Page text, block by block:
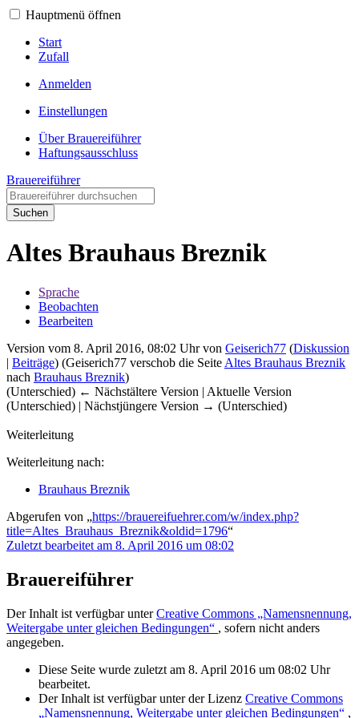
Hauptmenü öffnen
Start
Zufall
Anmelden
Einstellungen
Über Brauereiführer
Haftungsausschluss
Brauereiführer
Suchen
Altes Brauhaus Breznik
Sprache
Beobachten
Bearbeiten
Version vom 8. April 2016, 08:02 Uhr von Geiserich77 (Diskussion
| Beiträge) (Geiserich77 verschob die Seite Altes Brauhaus Breznik
nach Brauhaus Breznik)
(Unterschied) ← Nächstältere Version | Aktuelle Version
(Unterschied) | Nächstjüngere Version → (Unterschied)
Weiterleitung
Weiterleitung nach:
Brauhaus Breznik
Abgerufen von „https://brauereifuehrer.com/w/index.php?
title=Altes_Brauhaus_Breznik&oldid=1796“
Zuletzt bearbeitet am 8. April 2016 um 08:02
Brauereiführer
Der Inhalt ist verfügbar unterCreative Commons „Namensnennung,
Weitergabe unter gleichen Bedingungen“ , sofern nicht anders
angegeben.
Diese Seite wurde zuletzt am 8. April 2016 um 08:02 Uhr
bearbeitet.
Der Inhalt ist verfügbar unter der Lizenz Creative Commons
„Namensnennung, Weitergabe unter gleichen Bedingungen“ ,